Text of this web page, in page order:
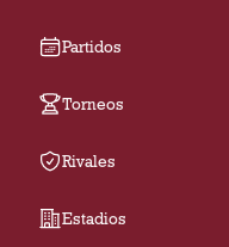
Partidos
Torneos
Rivales
Estadios